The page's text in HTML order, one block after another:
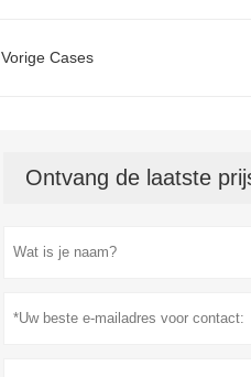
Vorige Cases
Ontvang de laatste